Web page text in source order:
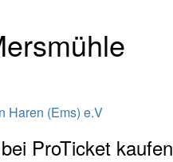
Haren (Ems) e.V
ProTicket kaufen